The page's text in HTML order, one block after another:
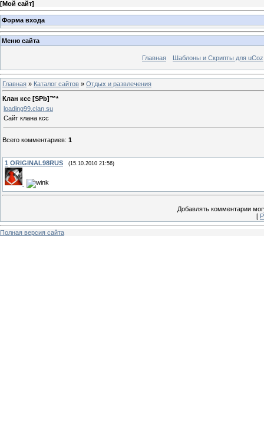
[Мой сайт]
Форма входа
Меню сайта
Главная Шаблоны и Скрипты для uCoz
Главная » Каталог сайтов » Отдых и развлечения
Клан ксс [SPb]™*
loading99.clan.su
Сайт клана ксс
Всего комментариев: 1
1 ORIGINAL98RUS (15.10.2010 21:56)
Добавлять комментарии
[
Полная версия сайта